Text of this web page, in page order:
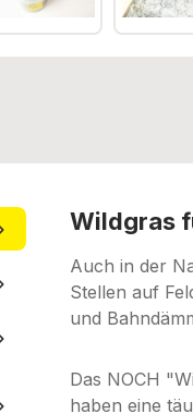
Wildgras
Auch in der
Stellen auf
und
Das NOCH
haben eine